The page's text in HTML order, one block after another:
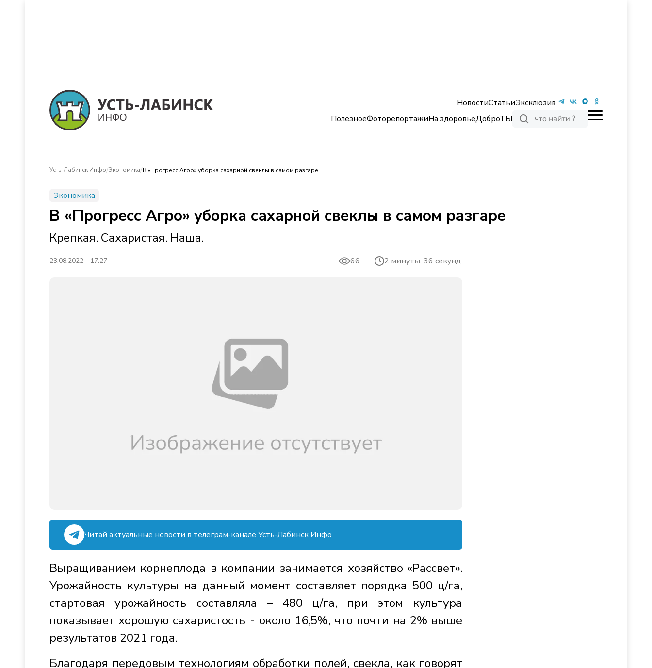
НовостиСтатьиЭксклюзив
ПолезноеФоторепортажиНа здоровьеДоброТЫ
Усть-Лабинск Инфо/Экономика/В «Прогресс Агро» уборка сахарной свеклы в самом разгаре
Экономика
В «Прогресс Агро» уборка сахарной свеклы в самом разгаре
Крепкая. Сахаристая. Наша.
23.08.2022 - 17:27 66 2 минуты, 36 секунд
Читай актуальные новости в телеграм-канале Усть-Лабинск Инфо
Выращиванием корнеплода в компании занимается хозяйство «Рассвет».
Урожайность культуры на данный момент составляет порядка 500 ц/га,
стартовая урожайность составляла – 480 ц/га, при этом культура
показывает хорошую сахаристость - около 16,5%, что почти на 2% выше
результатов 2021 года.
Благодаря передовым технологиям обработки полей, свекла, как говорят